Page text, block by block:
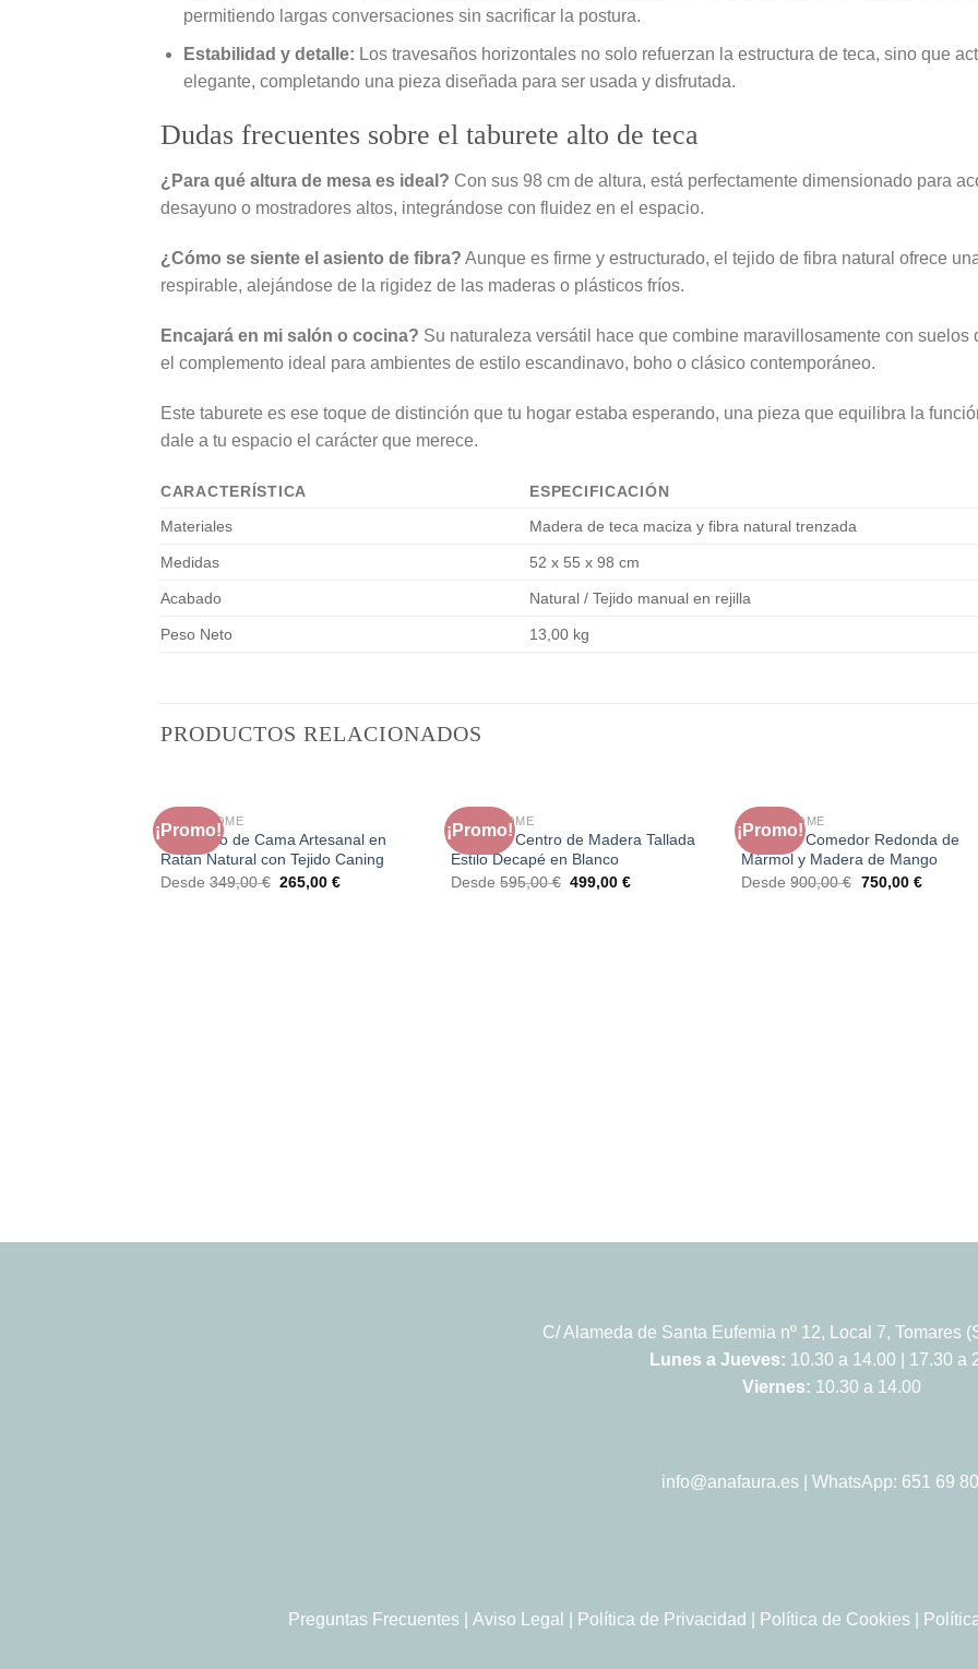
permitiendo largas conversaciones sin sacrificar la postura.
Estabilidad y detalle: Los travesaños horizontales no solo refuerzan la estructura de teca, sino que
elegante, completando una pieza diseñada para ser usada y disfrutada.
Dudas frecuentes sobre el taburete alto de teca
¿Para qué altura de mesa es ideal? Con sus 98 cm de altura, está perfectamente dimensionado para
desayuno o mostradores altos, integrándose con fluidez en el espacio.
¿Cómo se siente el asiento de fibra? Aunque es firme y estructurado, el tejido de fibra natural ofrece
respirable, alejándose de la rigidez de las maderas o plásticos fríos.
Encajará en mi salón o cocina? Su naturaleza versátil hace que combine maravillosamente con
el complemento ideal para ambientes de estilo escandinavo, boho o clásico contemporáneo.
Este taburete es ese toque de distinción que tu hogar estaba esperando, una pieza que equilibra la
dale a tu espacio el carácter que merece.
CARACTERÍSTICA
ESPECIFICACIÓN
Materiales
Madera de teca maciza y fibra natural trenzada
Medidas 52 x 55 x 98 cm
Acabado Natural / Tejido manual en rejilla
Peso Neto 13,00 kg
PRODUCTOS RELACIONADOS
¡Promo!
FAURA HOME
Cabecero de Cama Artesanal en
Ratán Natural con Tejido Caning
Desde 349,00€ El
265,00€El
¡Promo!
FAURA HOME
Mesa de Centro de Madera Tallada
Estilo Decapé en Blanco
Desde595,00€ El
499,00€El
¡Promo!
FAURA HOME
Mesa de Comedor Redonda de
Mármol y Madera de Mango
Desde900,00€ El
750,00 €El
C/ Alameda de Santa Eufemia nº 12, Local 7, Tomares
Lunes a Jueves: 10.30 a 14.00 | 17.30 a
Viernes: 10.30 a 14.00
info@anafaura.es| WhatsApp: 651 69 80
Preguntas Frecuentes Aviso Legal Política de Privacidad Política de Cookies